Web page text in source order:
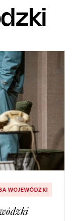
WOJEWÓDZKI